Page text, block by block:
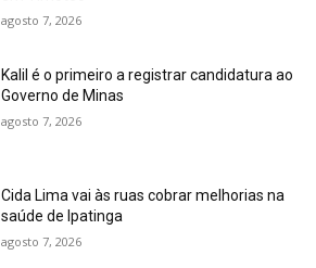
agosto 7, 2026
Kalil é o primeiro a registrar candidatura ao
Governo de Minas
agosto 7, 2026
Cida Lima vai às ruas cobrar melhorias na
saúde de Ipatinga
agosto 7, 2026